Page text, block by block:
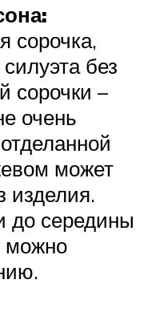
сорочка,
без
сорочки –
очень
может
изделия.
до середины
можно